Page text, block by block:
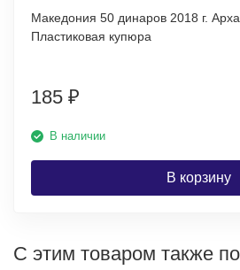
Македония 50 динаров 2018 г.
Пластиковая купюра
185 ₽
В наличии
В корзину
С этим товаром также